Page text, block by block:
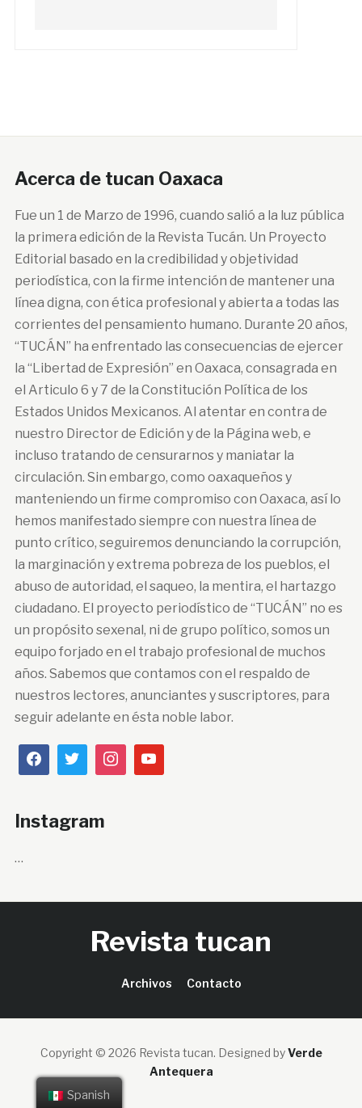
Acerca de tucan Oaxaca
Fue un 1 de Marzo de 1996, cuando salió a la luz pública
la primera edición de la Revista Tucán. Un Proyecto
Editorial basado en la credibilidad y objetividad
periodística, con la firme intención de mantener una
línea digna, con ética profesional y abierta a todas las
corrientes del pensamiento humano. Durante 20 años,
“TUCÁN” ha enfrentado las consecuencias de ejercer
la “Libertad de Expresión” en Oaxaca, consagrada en
el Articulo 6 y 7 de la Constitución Política de los
Estados Unidos Mexicanos. Al atentar en contra de
nuestro Director de Edición y de la Página web, e
incluso tratando de censurarnos y maniatar la
circulación. Sin embargo, como oaxaqueños y
manteniendo un firme compromiso con Oaxaca, así lo
hemos manifestado siempre con nuestra línea de
punto crítico, seguiremos denunciando la corrupción,
la marginación y extrema pobreza de los pueblos, el
abuso de autoridad, el saqueo, la mentira, el hartazgo
ciudadano. El proyecto periodístico de “TUCÁN” no es
un propósito sexenal, ni de grupo político, somos un
equipo forjado en el trabajo profesional de muchos
años. Sabemos que contamos con el respaldo de
nuestros lectores, anunciantes y suscriptores, para
seguir adelante en ésta noble labor.
Instagram
…
Revista tucan
Archivos Contacto
Copyright © 2026 Revista tucan. Designed byVerde
Antequera
Spanish